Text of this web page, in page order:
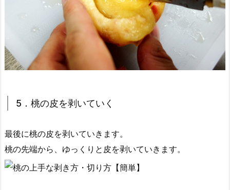
5．桃の皮を剥いていく
最後に桃の皮を剥いていきます。
桃の先端から、ゆっくりと皮を剥いていきます。